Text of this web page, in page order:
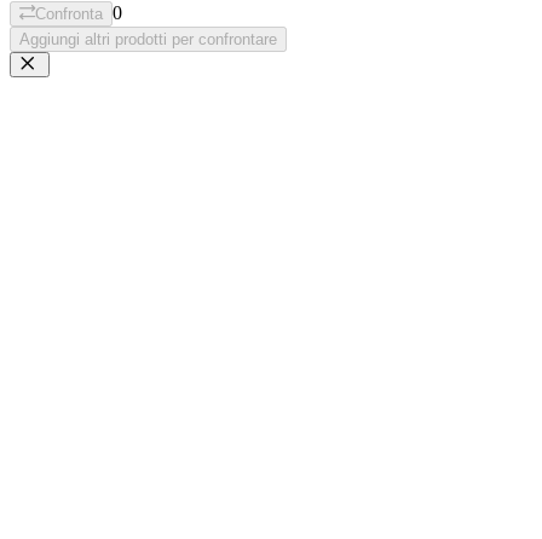
Confronta 0
Aggiungi altri prodotti per confrontare